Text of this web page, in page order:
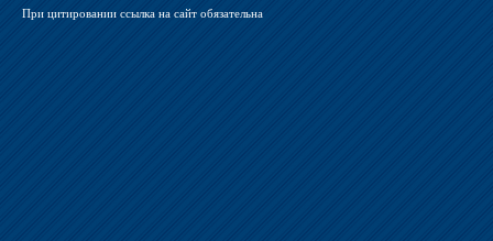
При цитировании ссылка на сайт обязательна